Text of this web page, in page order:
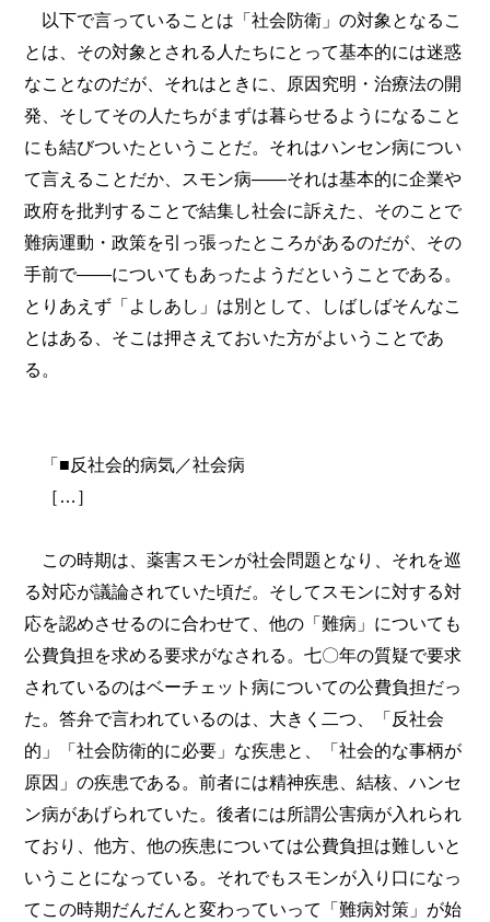
以下で言っていることは「社会防衛」の対象となるこ
とは、その対象とされる人たちにとって基本的には迷惑
なことなのだが、それはときに、原因究明・治療法の開
発、そしてその人たちがまずは暮らせるようになること
にも結びついたということだ。それはハンセン病につい
て言えることだか、スモン病――それは基本的に企業や
政府を批判することで結集し社会に訴えた、そのことで
難病運動・政策を引っ張ったところがあるのだが、その
手前で――についてもあったようだということである。
とりあえず「よしあし」は別として、しばしばそんなこ
とはある、そこは押さえておいた方がよいうことであ
る。
「■反社会的病気／社会病
［…］
この時期は、薬害スモンが社会問題となり、それを巡
る対応が議論されていた頃だ。そしてスモンに対する対
応を認めさせるのに合わせて、他の「難病」についても
公費負担を求める要求がなされる。七〇年の質疑で要求
されているのはベーチェット病についての公費負担だっ
た。答弁で言われているのは、大きく二つ、「反社会
的」「社会防衛的に必要」な疾患と、「社会的な事柄が
原因」の疾患である。前者には精神疾患、結核、ハンセ
ン病があげられていた。後者には所謂公害病が入れられ
ており、他方、他の疾患については公費負担は難しいと
いうことになっている。それでもスモンが入り口になっ
てこの時期だんだんと変わっていって「難病対策」が始